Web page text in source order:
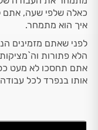
כאלה שלפי שעה, אתם
איך הוא מתמחר.
לפני שאתם מזמינים
הלא פתורות
אתם תחסכו לא מעט
אותו בנפרד לכל